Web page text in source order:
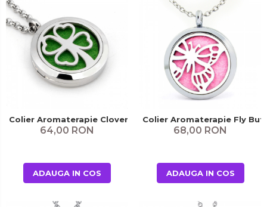
Colier Aromaterapie Clover
64,00 RON
ADAUGA IN COS
Colier Aromaterapie Fly
68,00 RON
ADAUGA IN COS